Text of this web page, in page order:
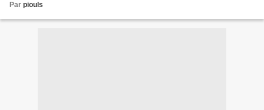
Par piouls